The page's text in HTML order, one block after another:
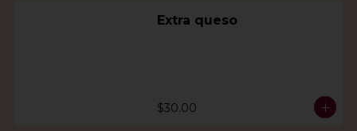
Extra queso
$30.00